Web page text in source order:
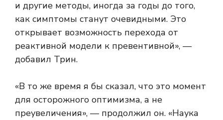
и другие методы, иногда за годы до того,
как симптомы станут очевидными. Это
открывает возможность перехода от
реактивной модели к превентивной», —
добавил Трин.
«В то же время я бы сказал, что это момент
для осторожного оптимизма, а не
преувеличения», — продолжил он. «Наука